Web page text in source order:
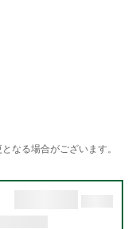
なる場合がございます。